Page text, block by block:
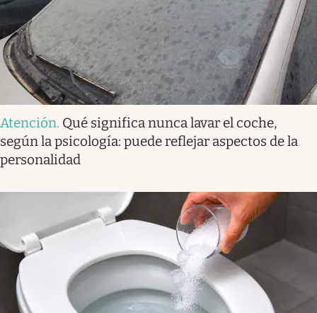
Atención. Qué significa nunca lavar el coche,
según la psicología: puede reflejar aspectos de la
personalidad